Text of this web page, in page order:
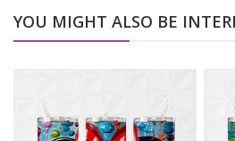
YOU MIGHT ALSO BE